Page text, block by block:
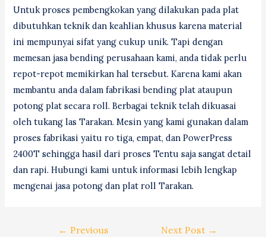
Untuk proses pembengkokan yang dilakukan pada plat
dibutuhkan teknik dan keahlian khusus karena material
ini mempunyai sifat yang cukup unik. Tapi dengan
memesan jasa bending perusahaan kami, anda tidak perlu
repot-repot memikirkan hal tersebut. Karena kami akan
membantu anda dalam fabrikasi bending plat ataupun
potong plat secara roll. Berbagai teknik telah dikuasai
oleh tukang las Tarakan. Mesin yang kami gunakan dalam
proses fabrikasi yaitu ro tiga, empat, dan PowerPress
2400T sehingga hasil dari proses Tentu saja sangat detail
dan rapi. Hubungi kami untuk informasi lebih lengkap
mengenai jasa potong dan plat roll Tarakan.
← Previous
Next Post →